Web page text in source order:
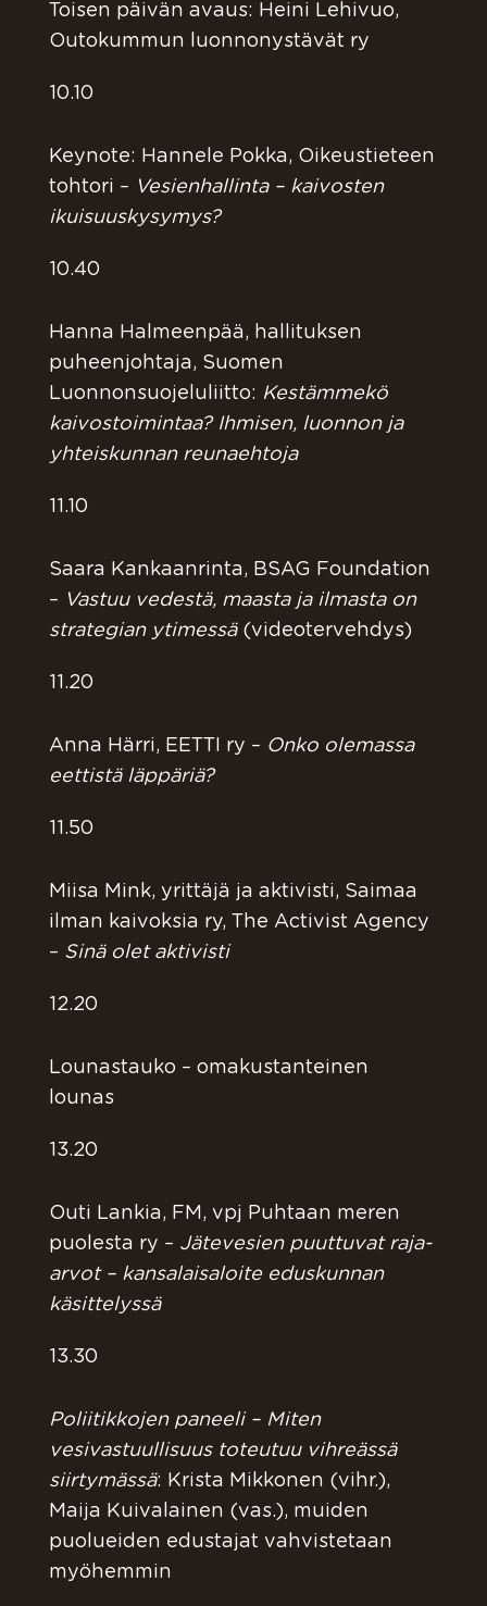
Toisen päivän avaus: Heini Lehivuo,
Outokummun luonnonystävät ry
10.10
Keynote: Hannele Pokka, Oikeustieteen
tohtori – Vesienhallinta – kaivosten
ikuisuuskysymys?
10.40
Hanna Halmeenpää, hallituksen
puheenjohtaja, Suomen
Luonnonsuojeluliitto: Kestämmekö
kaivostoimintaa? Ihmisen, luonnon ja
yhteiskunnan reunaehtoja
11.10
Saara Kankaanrinta, BSAG Foundation
– Vastuu vedestä, maasta ja ilmasta on
strategian ytimessä(videotervehdys)
11.20
Anna Härri, EETTI ry – Onko olemassa
eettistä läppäriä?
11.50
Miisa Mink, yrittäjä ja aktivisti, Saimaa
ilman kaivoksia ry, The Activist Agency
– Sinä olet aktivisti
12.20
Lounastauko – omakustanteinen
lounas
13.20
Outi Lankia, FM, vpj Puhtaan meren
puolesta ry – Jätevesien puuttuvat raja-
arvot – kansalaisaloite eduskunnan
käsittelyssä
13.30
Poliitikkojen paneeli – Miten
vesivastuullisuus toteutuu vihreässä
siirtymässä: Krista Mikkonen (vihr.),
Maija Kuivalainen (vas.), muiden
puolueiden edustajat vahvistetaan
myöhemmin